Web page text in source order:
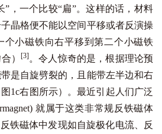
”，一个比较“扁”。这样的话，材料
晶格便不能以空间平移或者反演操
个小磁铁向右平移到第二个小磁铁
）
[3]。令人惊奇的是，根据理论预
是自旋劈裂的，且能带左半边和右
1c右图所示）。最近引起人们广泛
就属于这类非常规反铁磁体
铁磁体中发现如自旋极化电流、反